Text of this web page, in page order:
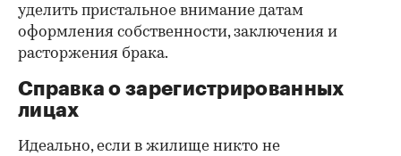
уделить пристальное внимание датам
оформления собственности, заключения и
расторжения брака.
Справка о зарегистрированных
лицах
Идеально, если в жилище никто не